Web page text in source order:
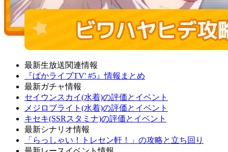
最新生放送関連情報
『ぱかライブTV' #5』情報まとめ
最新ガチャ情報
セイウンスカイ(水着)の評価とイベント
メジロブライト(水着)の評価とイベント
キセキ(SSRスタミナ)の評価とイベント
最新シナリオ情報
「らっしゃい！トレセン軒！」の攻略と立ち回り